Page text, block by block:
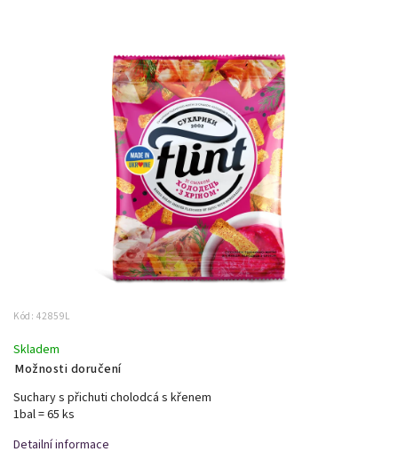
Kód: 42859L
Skladem
Možnosti doručení
Suchary s přichuti cholodcá s křenem
1bal = 65 ks
Detailní informace